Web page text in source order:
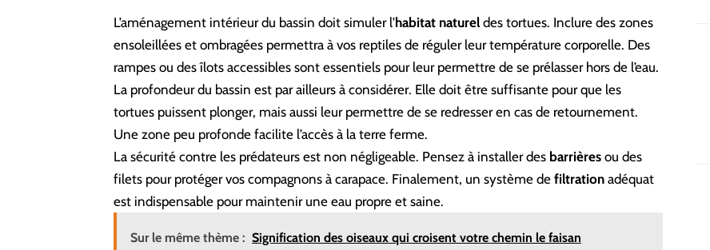
L’aménagement intérieur du bassin doit simuler l’habitat naturel des tortues. Inclure des zones
ensoleillées et ombragées permettra à vos reptiles de réguler leur température corporelle. Des
rampes ou des îlots accessibles sont essentiels pour leur permettre de se prélasser hors de l’eau.
La profondeur du bassin est par ailleurs à considérer. Elle doit être suffisante pour que les
tortues puissent plonger, mais aussi leur permettre de se redresser en cas de retournement.
Une zone peu profonde facilite l’accès à la terre ferme.
La sécurité contre les prédateurs est non négligeable. Pensez à installer des barrières ou des
filets pour protéger vos compagnons à carapace. Finalement, un système de filtration adéquat
est indispensable pour maintenir une eau propre et saine.
Sur le même thème : Signification des oiseaux qui croisent votre chemin le faisan